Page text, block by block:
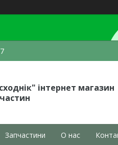
інтернет магазин
Запчастини О нас